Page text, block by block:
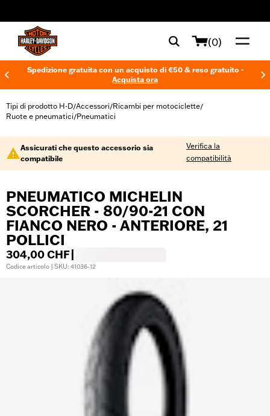
(0)
Spedizione gratuita con un acquisto di €50 & reso gratuito -
Acquista ora
Tipi di prodotto H-D/Accessori/Ricambi per motociclette/
Ruote e pneumatici/Pneumatici
Assicurati che questo accessorio sia
compatibile
Verifica la
compatibilità
PNEUMATICO MICHELIN
SCORCHER - 80/90-21 CON
FIANCO NERO - ANTERIORE, 21
POLLICI
304,00 CHF
Codice articolo | SKU: 41036-12